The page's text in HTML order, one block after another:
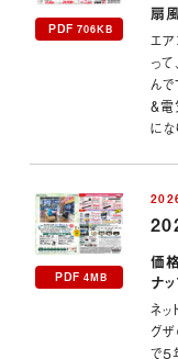
PDF 706KB
扇
エ
っ
ん
＆
に
PDF 4MB
価
ナ
ネ
グ
で